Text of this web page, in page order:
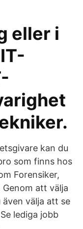
eller i
kan du
som finns hos
Forensiker,
att välja
välja att se
lediga jobb